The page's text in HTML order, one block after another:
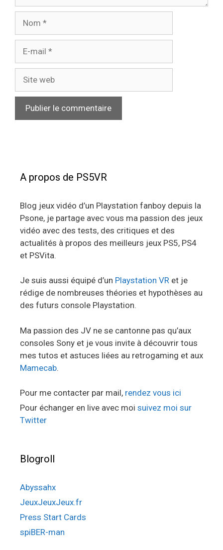
mail
web
A propos de PS5VR
Blog jeux vidéo d’un Playstation fanboy depuis la
Psone, je partage avec vous ma passion des jeux
vidéo avec des tests, des critiques et des
actualités à propos des meilleurs jeux PS5, PS4
et PSVita.
Je suis aussi équipé d’un Playstation VR et je
rédige de nombreuses théories et hypothèses au
des futurs console Playstation.
Ma passion des JV ne se cantonne pas qu’aux
consoles Sony et je vous invite à découvrir tous
mes tutos et astuces liées au retrogaming et aux
Mamecab.
Pour me contacter par mail, rendez vous ici
Pour échanger en live avec moi suivez moi sur
Twitter
Blogroll
Abyssahx
JeuxJeuxJeux.fr
Press Start Cards
spiBER-man